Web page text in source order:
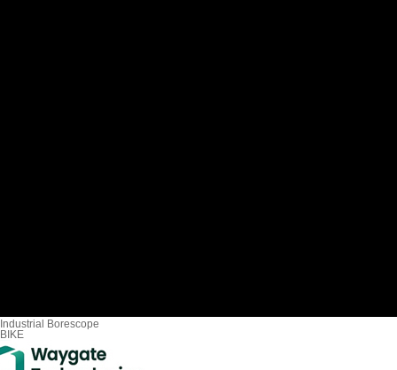
Industrial Borescope
BIKE